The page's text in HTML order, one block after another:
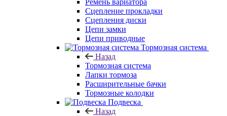
Ремень вариатора
Сцепление прокладки
Сцепления диски
Цепи замки
Цепи приводные
Тормозная система
Назад
Тормозная система
Лапки тормоза
Расширительные бачки
Тормозные колодки
Подвеска
Назад